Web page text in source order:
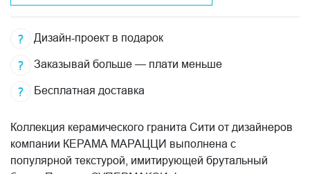
Дизайн-проект в подарок
Заказывай больше — плати меньше
Бесплатная доставка
Коллекция керамического гранита Сити от дизайнеров
компании КЕРАМА МАРАЦЦИ выполнена с
популярной текстурой, имитирующей брутальный